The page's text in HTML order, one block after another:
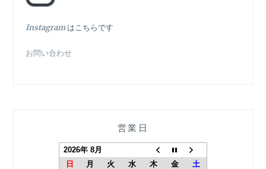
Instagramはこちらです
お問い合わせ
営業日
2026年 8月
日
月 火 水 木 金
土